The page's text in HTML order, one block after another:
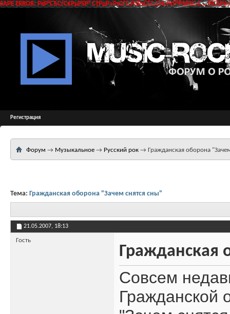
SAPE ERROR: РќР°СЂСѓС€РµРЅР° С†РµР»РѕСЃС‚РЅРѕСЃС‚СЊ РґР°РЅРЅС‹С…
Регистрация
Форум → Музыкальное → Русский рок → Гражданская оборона
Тема: Гражданская оборона "Зачем снятся сны"
21.05.2007, 18:13
Гость
Гражданская
Совсем
Гражданской